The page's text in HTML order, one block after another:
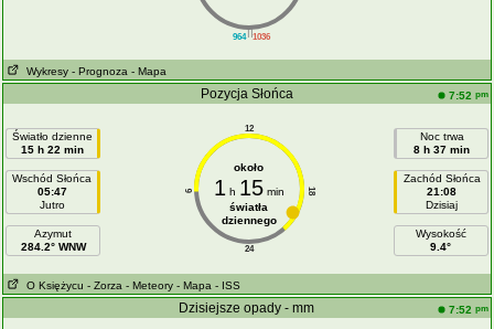
||
964 1036
Wykresy - Prognoza - Mapa
Pozycja Słońca 7:52 pm
Światło dzienne
15 h 22 min
Wschód Słońca
05:47
Jutro
Azymut
284.2° WNW
12
24
6 18
około
1 h 15min
światła
dziennego
Noc trwa
8 h 37 min
Zachód Słońca
21:08
Dzisiaj
Wysokość
9.4°
O Księżycu - Zorza - Meteory - Mapa - ISS
Dzisiejsze opady - mm 7:52 pm